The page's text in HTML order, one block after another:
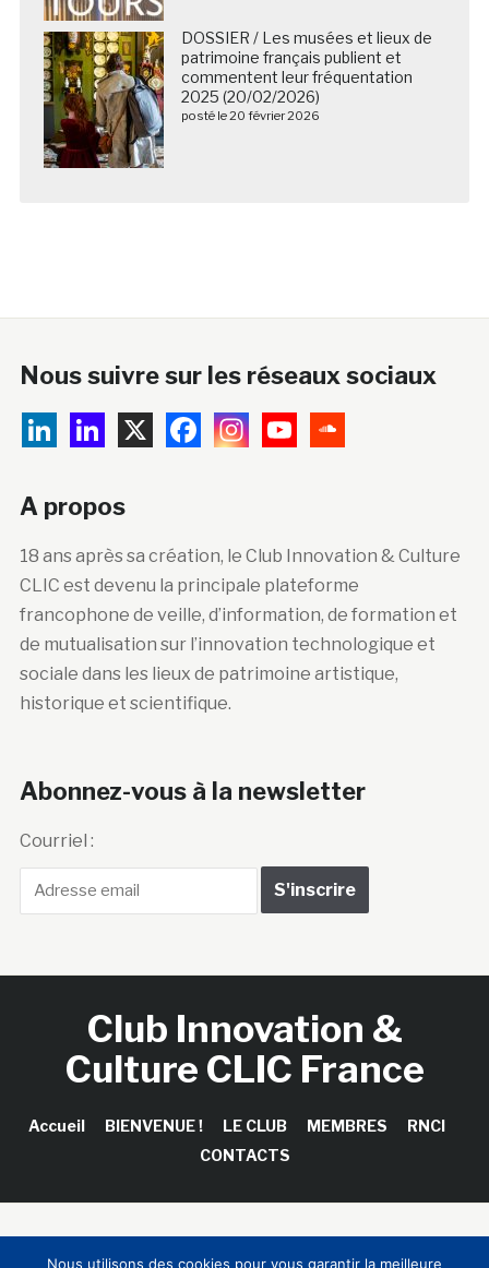
DOSSIER / Les musées et lieux de
patrimoine français publient et
commentent leur fréquentation
2025 (20/02/2026)
posté le 20 février 2026
Nous suivre sur les réseaux sociaux
A propos
18 ans après sa création, le Club Innovation & Culture
CLIC est devenu la principale plateforme
francophone de veille, d’information, de formation et
de mutualisation sur l’innovation technologique et
sociale dans les lieux de patrimoine artistique,
historique et scientifique.
Abonnez-vous à la newsletter
Courriel :
Club Innovation &
Culture CLIC France
Accueil BIENVENUE ! LE CLUB MEMBRES
RNCI
CONTACTS
Nous utilisons des cookies pour vous garantir la meilleure